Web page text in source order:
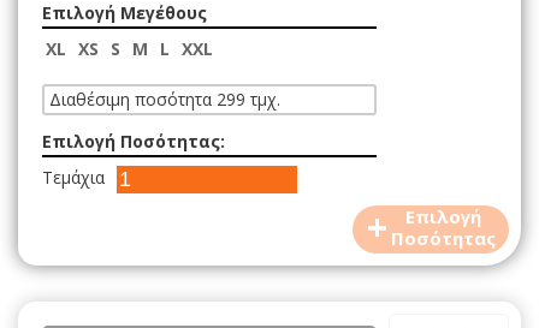
+
Επιλογή
Ποσότητας
Επιλογή Μεγέθους
XL XS S M L XXL
Διαθέσιμη ποσότητα 299 τμχ.
Επιλογή Ποσότητας:
Τεμάχια